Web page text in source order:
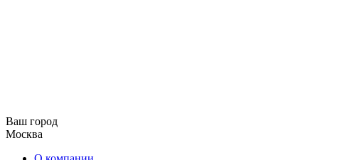
Ваш город
Москва